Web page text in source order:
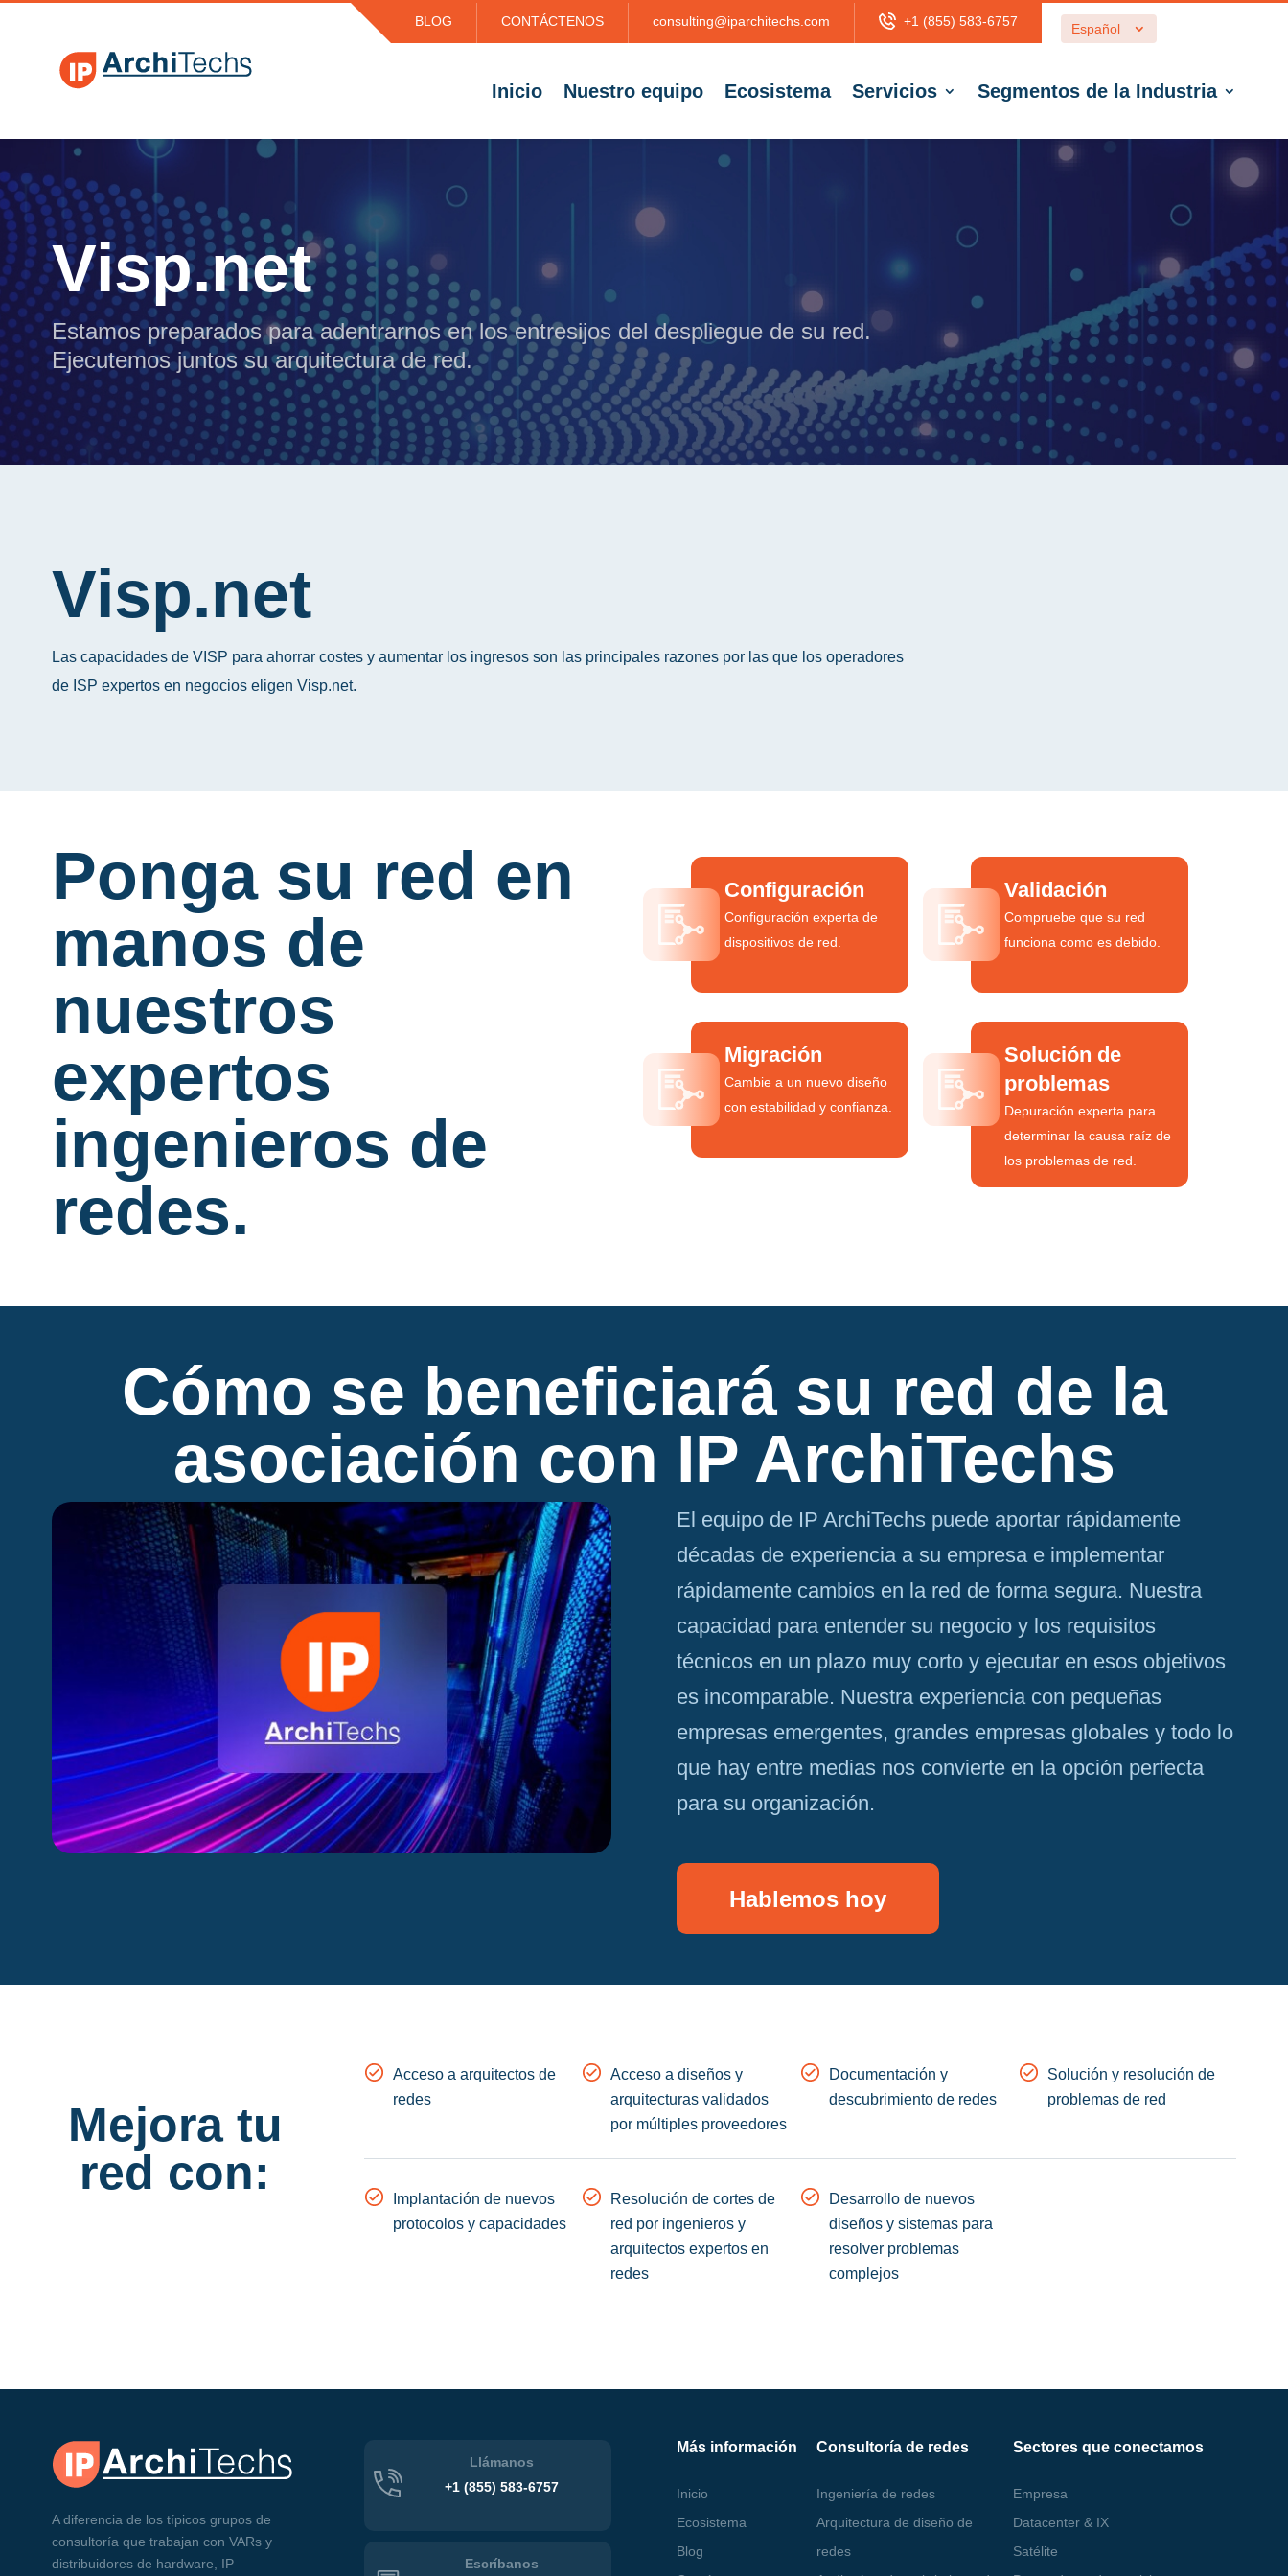
BLOG CONTÁCTENOS consulting@iparchitechs.com +1 (855)583-6757 Español
Inicio Nuestro equipo Ecosistema Servicios Segmentos de la Industria
Visp.net
Estamos preparados para adentrarnos en los entresijos del despliegue de su red.
Ejecutemos juntos su arquitectura de red.
Visp.net
Las capacidades de VISP para ahorrar costes y aumentar los ingresos son las principales razones por las que los operadores
de ISP expertos en negocios eligen Visp.net.
Ponga su red en
manos de
nuestros
expertos
ingenieros de
redes.
Configuración
Configuración experta de
dispositivos de red.
Validación
Compruebe que su red
funciona como es debido.
Migración
Cambie a un nuevo diseño
con estabilidad y confianza.
Solución de
problemas
Depuración experta para
determinar la causa raíz de
los problemas de red.
Cómo se beneficiará su red de la
asociación con IP ArchiTechs
El equipo de IP ArchiTechs puede aportar rápidamente
décadas de experiencia a su empresa e implementar
rápidamente cambios en la red de forma segura. Nuestra
capacidad para entender su negocio y los requisitos
técnicos en un plazo muy corto y ejecutar en esos objetivos
es incomparable. Nuestra experiencia con pequeñas
empresas emergentes, grandes empresas globales y todo lo
que hay entre medias nos convierte en la opción perfecta
para su organización.
Hablemos hoy
Mejora tu
red con:
Acceso a arquitectos de
redes
Acceso a diseños y
arquitecturas validados
por múltiples proveedores
Documentación y
descubrimiento de redes
Solución y resolución de
problemas de red
Implantación de nuevos
protocolos y capacidades
Resolución de cortes de
red por ingenieros y
arquitectos expertos en
redes
Desarrollo de nuevos
diseños y sistemas para
resolver problemas
complejos
A diferencia de los típicos grupos de
consultoría que trabajan con VARs y
distribuidores de hardware, IP
Llámanos
+1 (855)583-6757
Escríbanos
Más información
Inicio
Ecosistema
Blog
Consultoría de redes
Ingeniería de redes
Arquitectura de diseño de
redes
Sectores que conectamos
Empresa
Datacenter & IX
Satélite